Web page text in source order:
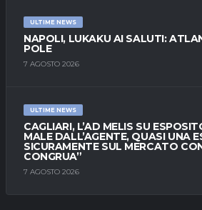
ULTIME NEWS
NAPOLI, LUKAKU AI SALUTI:
POLE
7 AGOSTO 2026
ULTIME NEWS
CAGLIARI, L’AD MELIS SU
MALE DALL’AGENTE, QUASI UNA
SICURAMENTE SUL MERCATO
CONGRUA”
7 AGOSTO 2026